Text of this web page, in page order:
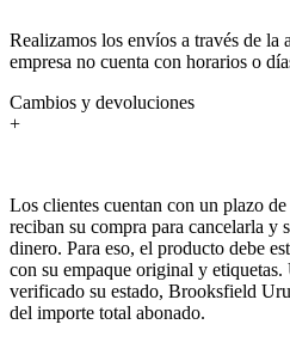
Realizamos los envíos a través de la
empresa no cuenta con horarios o
Cambios y devoluciones
+
Los clientes cuentan con un plazo
reciban su compra para cancelarla y
dinero. Para eso, el producto debe
con su empaque original y
verificado su estado, Brooksfield
del importe total abonado.